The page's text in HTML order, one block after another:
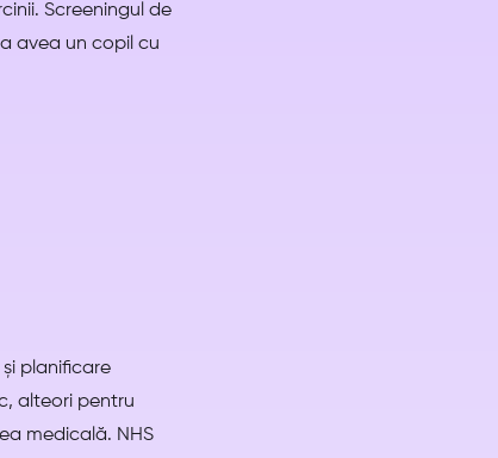
Screeningul de
avea un copil cu
planificare
alteori pentru
medicală. NHS